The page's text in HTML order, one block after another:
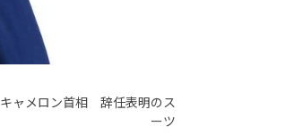
キャメロン首相 辞任表明のス
ーツ